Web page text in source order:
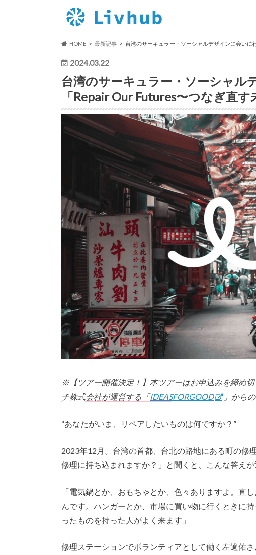
HOME 最新記事 台湾のサーキュラー・ソーシャルデザインに会い
2024.03.22
台湾のサーキュラー・ソーシャル
「Repair Our Futures〜つなぎ直す
※【ツアー開催決定！】本ツアーはお申込みを締め
チ株式会社が運営する「IDEASFORGOOD 」から
“あなたがいま、リペアしたいものは何ですか？”
2023年12月。台湾の首都、台北の路地にある町の修
修理に持ち込まれますか？」と聞くと、こんな答えが
「電気鍋とか、おもちゃとか、色々ありますよ。直
んです。ハンガーとか、市場に買い物に行くときに
ったものを持った人がよく来ます」
修理ステーションでボランティアとして働く左適佑